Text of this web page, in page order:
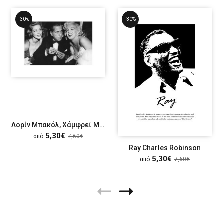
-30%
Λορίν Μπακόλ, Χάμφρεϊ Μπόγκαρτ, Μέριλιν Μονρόε
από 5,30€ 7,60€
-30%
Ray Charles Robinson
από 5,30€ 7,60€